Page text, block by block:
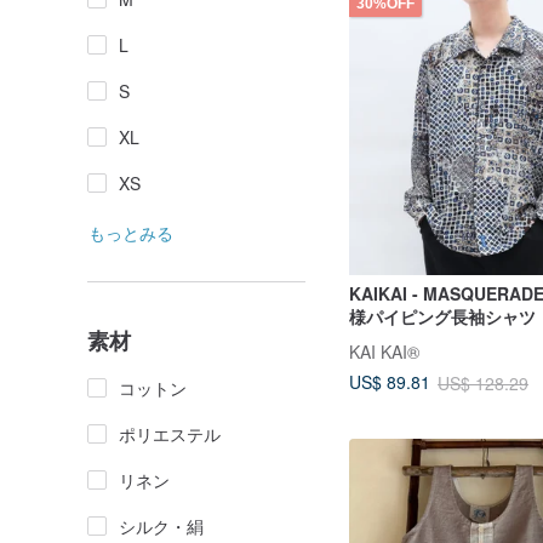
L
S
XL
XS
もっとみる
素材
コットン
ポリエステル
リネン
シルク・絹
KAIKAI -
様パイピング長袖シャツ
KAI KAI®
US$ 89.81 US$ 128.29